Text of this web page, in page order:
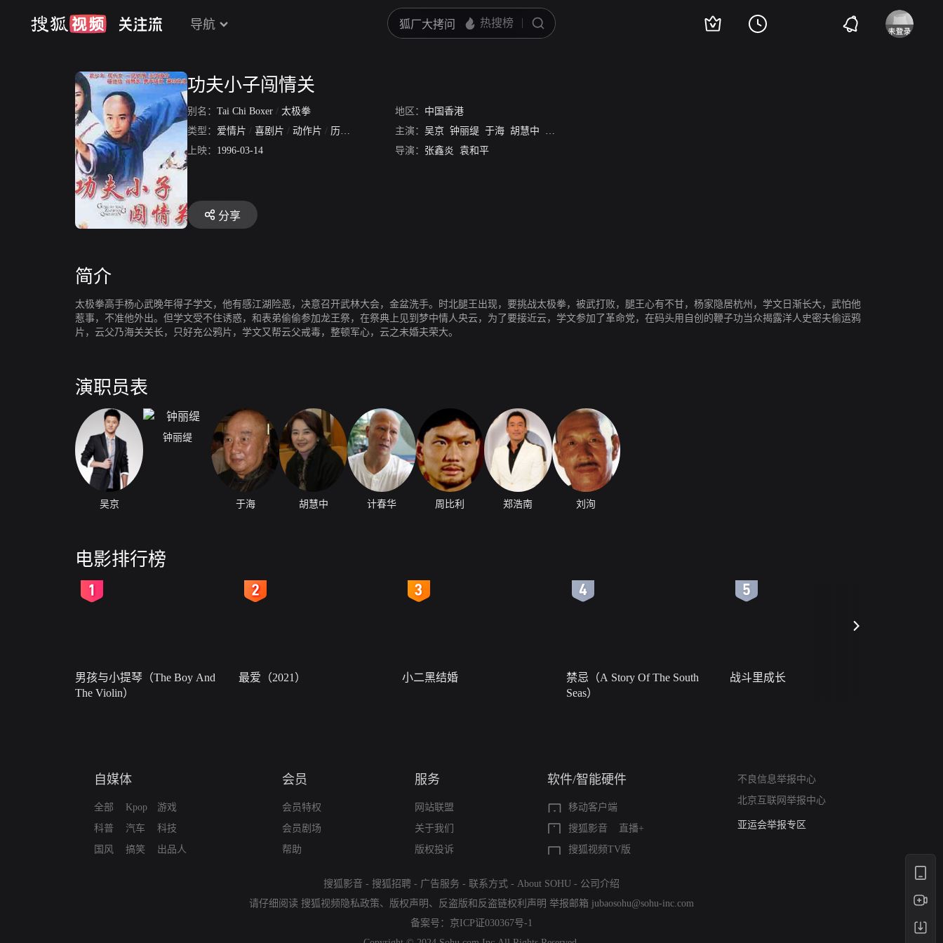
导航
功夫小子闯情关
别名： Tai Chi Boxer / 太极拳 地区： 中国香港
类型： 爱情片 / 喜剧片 / 动作片 / 历史片 主演： 吴京 钟丽缇 于海 胡慧中 计春华
上映： 1996-03-14 导演： 张鑫炎 袁和平
分享
简介
太极拳高手杨心武晚年得子学文，他有感江湖险恶，决意召开武林大会，金盆洗手。时北腿王出现，要挑战太极拳，被武打败，腿王心有不甘，杨家隐居杭州，学文日渐长大，武怕他
惹事，不准他外出。但学文受不住诱惑，和表弟偷偷参加龙王祭，在祭典上见到梦中情人央云，为了要接近云，学文参加了革命党，在码头用自创的鞭子功当众揭露洋人史密夫偷运鸦
片，云父乃海关关长，只好充公鸦片，学文又帮云父戒毒，整顿军心，云之未婚夫荣大。
演职员表
吴京
钟丽缇
于海 胡慧中 计春华 周比利 郑浩南 刘洵
电影排行榜
男孩与小提琴（The Boy And
The Violin）
最爱（2021） 小二黑结婚
禁忌（A Story Of The South
Seas）
战斗里成长
自媒体
全部
科普
国风
Kpop
汽车
搞笑
游戏
科技
出品人
会员
会员特权
会员剧场
帮助
服务
网站联盟
关于我们
版权投诉
软件/智能硬件
移动客户端
搜狐影音
直播+
搜狐视频TV版
不良信息举报中心
北京互联网举报中心
算法推荐专项举报
亚运会举报专区
搜狐影音 - 搜狐招聘 - 广告服务 - 联系方式 - About SOHU - 公司介绍
请仔细阅读 搜狐视频隐私政策、 版权声明 、 反盗版和反盗链权利声明 举报邮箱 jubaosohu@sohu-inc.com
备案号： 京ICP证030367号-1